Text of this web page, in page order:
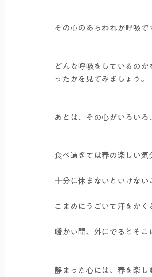
その心のあらわれが呼吸で
どんな呼吸をしているの
ったかを見てみましょう。
あとは、その心がいろいろ
食べ過ぎては春の楽しい気
十分に休まないといけない
こまめにうごいて汗をかく
暖かい間、外にでるとそこ
静まった心には、春を楽し